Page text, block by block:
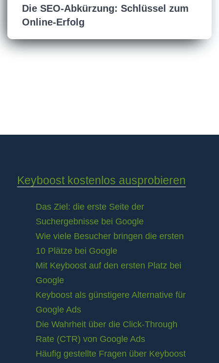
Die SEO-Abkürzung: Schlüssel zum
Online-Erfolg
Keyboost kostenlos ausprobieren
Das Ziel: die erste Seite der
Suchergebnisse bei Google
Wie viele Besucher bringen die ersten
10 Plätze bei Google
Mit Keyboost auf den ersten Platz bei
Google
Keyboost als günstigere Alternative für
Google Ads
Die Wahrheit über die Click-Through
Rate (CTR) von Google Ads
Häufig gestellte Fragen über Keyboost